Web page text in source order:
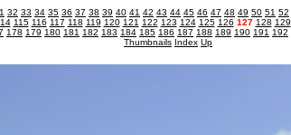
32 33 34 35 36 37 38 39 40 41 42 43 44 45 46 47 48 49 50 51 52
115 116 117 118 119 120 121 122 123 124 125 126 127 128 129
178 179 180 181 182 183 184 185 186 187 188 189 190 191 192
Thumbnails Index Up